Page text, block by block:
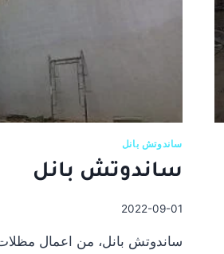
ساندوتش بانل
ساندوتش بانل
2022-09-01
ساندوتش بانل، من اعمال